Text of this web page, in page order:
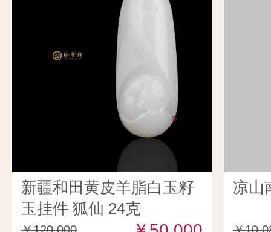
新疆和田黄皮羊脂白玉籽
玉挂件 狐仙 24克
凉山